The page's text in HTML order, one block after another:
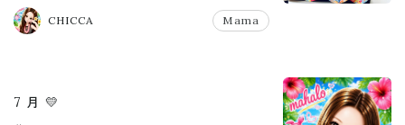
#8人家族
CHICCA
Mama
7 月 💛